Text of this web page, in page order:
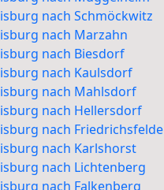
nach Schmöckwitz
nach Marzahn
nach Biesdorf
nach Kaulsdorf
nach Mahlsdorf
nach Hellersdorf
nach Friedrichsfelde
nach Karlshorst
nach Lichtenberg
nach Falkenberg